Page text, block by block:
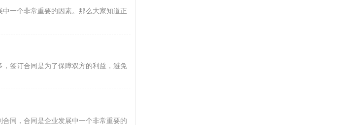
一个非常重要的因素。那么大家知道正
签订合同是为了保障双方的利益，避免
同，合同是企业发展中一个非常重要的